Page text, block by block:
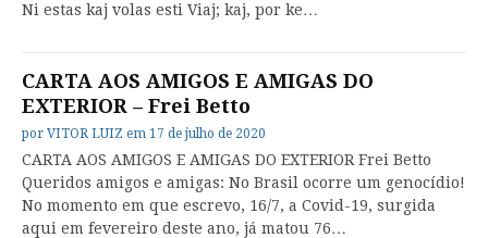
Ni estas kaj volas esti Viaj; kaj, por ke…
CARTA AOS AMIGOS E AMIGAS DO
EXTERIOR – Frei Betto
por VITOR LUIZ em 17 de julho de 2020
CARTA AOS AMIGOS E AMIGAS DO EXTERIOR Frei Betto
Queridos amigos e amigas: No Brasil ocorre um genocídio!
No momento em que escrevo, 16/7, a Covid-19, surgida
aqui em fevereiro deste ano, já matou 76…